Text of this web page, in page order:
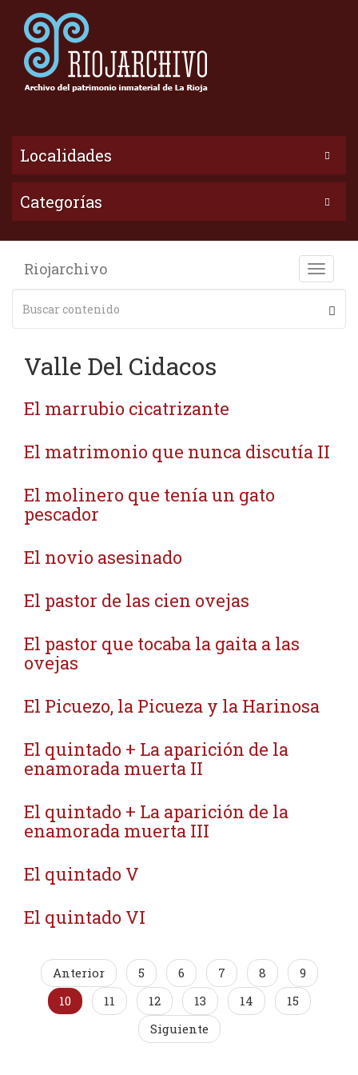
Localidades
Categorías
Toggle
Riojarchivo
Valle Del Cidacos
El marrubio cicatrizante
El matrimonio que nunca discutía II
El molinero que tenía un gato
pescador
El novio asesinado
El pastor de las cien ovejas
El pastor que tocaba la gaita a las
ovejas
El Picuezo, la Picueza y la Harinosa
El quintado + La aparición de la
enamorada muerta II
El quintado + La aparición de la
enamorada muerta III
El quintado V
El quintado VI
Anterior 5 6 7 8
9
10
11 12 13 14
15
Siguiente